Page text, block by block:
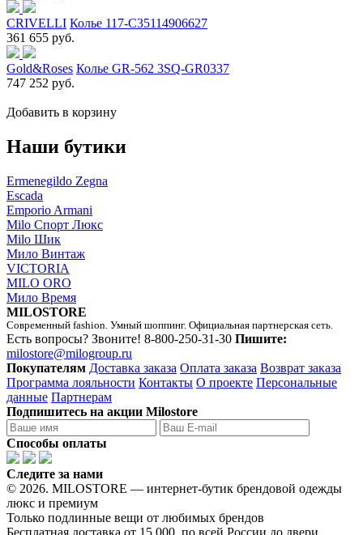
CRIVELLI Колье 117-C35114906627
361 655 руб.
Gold&Roses Колье GR-562 3SQ-GR0337
747 252 руб.
Добавить в корзину
Наши бутики
Ermenegildo Zegna
Escada
Emporio Armani
Milo Спорт Люкс
Milo Шик
Мило Винтаж
VICTORIA
MILO ORO
Мило Время
MILOSTORE
Современный fashion. Умный шоппинг. Официальная партнерская сеть.
Есть вопросы? Звоните! 8-800-250-31-30 Пишите:
milostore@milogroup.ru
Покупателям Доставка заказа Оплата заказа Возврат заказа
Программа лояльности Контакты О проекте Персональные
данные Партнерам
Подпишитесь на акции Milostore
Способы оплаты
Следите за нами
© 2026. MILOSTORE — интернет-бутик брендовой одежды
люкс и премиум
Только подлинные вещи от любимых брендов
Бесплатная доставка от 15 000, по всей России до двери